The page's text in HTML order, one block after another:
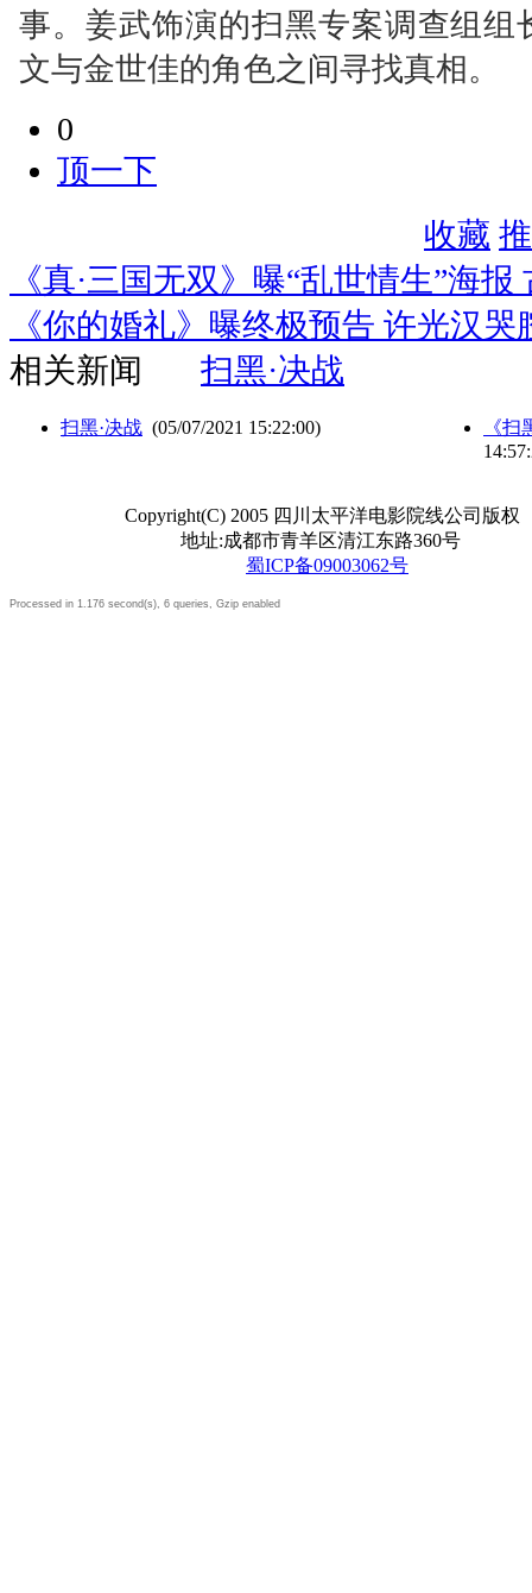
事。姜武饰演的扫黑专案调查组组
文与金世佳的角色之间寻找真相。
0
顶一下
收藏
《真·三国无双》曝“乱世情生”海
《你的婚礼》曝终极预告 许光汉
相关新闻
扫黑·决战
扫黑·决战 (05/07/2021 15:22:00)
《
Copyright(C) 2005 四川太平洋电影院线公司版权
地址:成都市青羊区清江东路360号
蜀ICP备09003062号
Processed in 1.176 second(s), 6 queries, Gzip enabled